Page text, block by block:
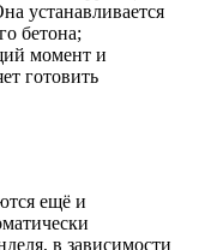
устанавливается
бетона;
момент и
готовить
ещё и
в зависимости